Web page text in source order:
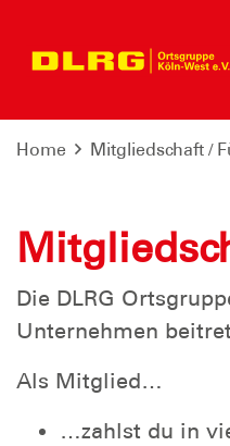
Home Mitgliedschaft /
Die DLRG
Unternehmen
Als Mitglied…
…zahlst du in